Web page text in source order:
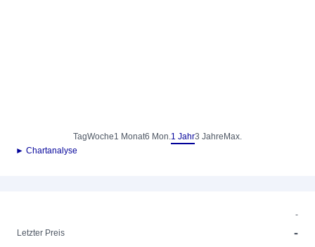
TagWoche1 Monat6 Mon.1 Jahr3 Jahre Max.
► Chartanalyse
-
Letzter Preis
-